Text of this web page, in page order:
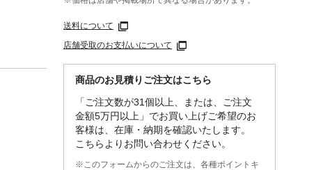
送料について
店舗受取のお支払いについて
商品のお見積りご注文はこちら
「ご注文数が31個以上、または、ご注文
金額5万円以上」でお買い上げご希望のお
客様は、在庫・納期を確認いたします。
こちらよりお問い合わせください。
※このフォームからのご注文は、各種ポイントキ